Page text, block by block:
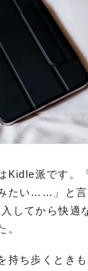
Kidle派です。
たい……」と言
してから快適
。
持ち歩くとき